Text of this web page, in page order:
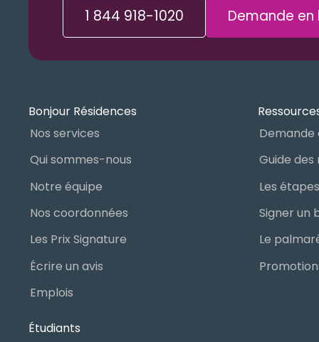
1 844 918-1020 Demande en
Bonjour Résidences
Nos services
Qui sommes-nous
Notre équipe
Nos coordonnées
Les Prix Signature
Écrire un avis
Emplois
Étudiants
Demande